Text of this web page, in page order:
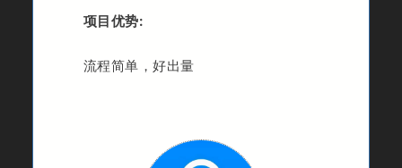
项目优势:
流程简单，好出量